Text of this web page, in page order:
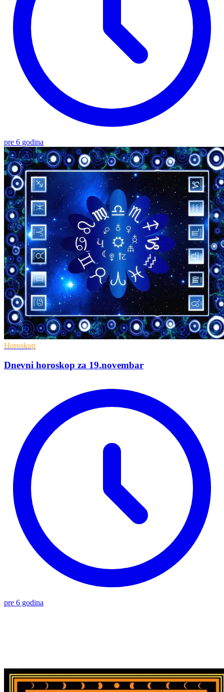
pre 6 godina
Horoskop
Dnevni horoskop za 19.novembar
pre 6 godina